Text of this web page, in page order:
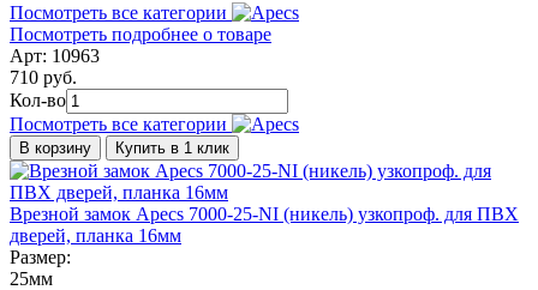
Посмотреть все категории
Посмотреть подробнее о товаре
Арт: 10963
710 руб.
Кол-во
Посмотреть все категории
В корзину Купить в 1 клик
Врезной замок Apecs 7000-25-NI (никель) узкопроф. для ПВХ
дверей, планка 16мм
Размер:
25мм